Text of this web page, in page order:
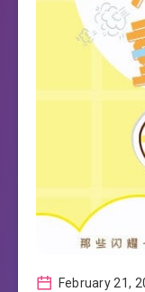
February 21,